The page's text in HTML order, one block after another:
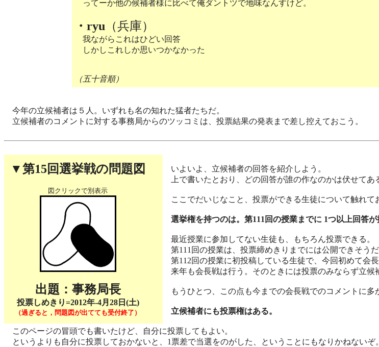
ってーか他の候補者様に比べて俺ダントツで地味なんすけど。
・ryu （兵庫）
我ながらこれはひどい回答
しかしこれしか思いつかなかった
（五十音順）
今年の立候補者は５人。いずれも名の知れた猛者たちだ。
立候補者のコメントに対する事務局からのツッコミは、投票結果の発表まで差し控えておこう。
▼第15回選挙戦の問題図
図クリックで別表示
出題：事務局長
投票しめきり=2012年-4月28日(土)
（過ぎると，問題図が出てても受付終了）
いよいよ、立候補者の回答を紹介しよう。
上で書いたとおり、どの回答が誰の作なのかは伏せてあ
ここでだいじなこと、投票ができる生徒について触れて
選挙権を持つのは。第111回の授業までに 1つ以上回答が
最近授業に参加してない生徒も、もちろん投票できる。
第111回の授業は、投票締めきりまでには公開できそう
第112回の授業に初投稿している生徒で、今回初めて会
来年も会長戦は行う。そのときには投票のみならず立候
もうひとつ、この点も今までの会長戦でのコメントに多
立候補者にも投票権はある。
このページの冒頭でも書いたけど、自分に投票してもよい。
というよりも自分に投票しておかないと、1票差で当選をのがした、ということにもなりかねないぞ。